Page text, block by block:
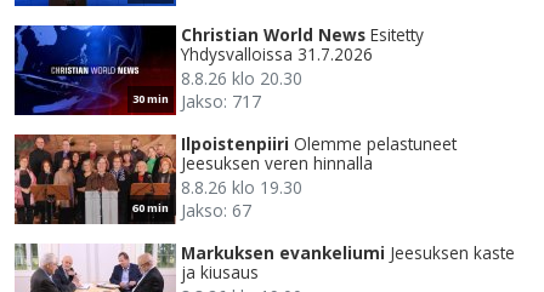
30 min
Christian World News Esitetty
Yhdysvalloissa 31.7.2026
8.8.26 klo 20.30
Jakso: 717
60 min
Ilpoistenpiiri Olemme pelastuneet
Jeesuksen veren hinnalla
8.8.26 klo 19.30
Jakso: 67
Markuksen evankeliumi Jeesuksen kaste
ja kiusaus